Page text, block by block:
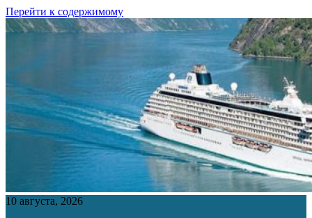
Перейти к содержимому
10 августа, 2026